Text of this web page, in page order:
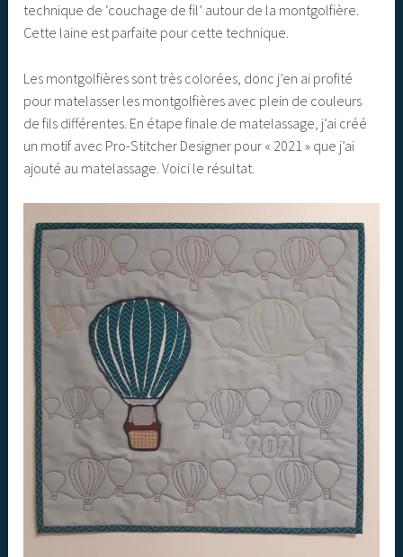
technique de ‘couchage de fil’ autour de la montgolfière.
Cette laine est parfaite pour cette technique.
Les montgolfières sont très colorées, donc j’en ai profité
pour matelasser les montgolfières avec plein de couleurs
de fils différentes. En étape finale de matelassage, j’ai créé
un motif avec Pro-Stitcher Designer pour « 2021 » que j’ai
ajouté au matelassage. Voici le résultat.